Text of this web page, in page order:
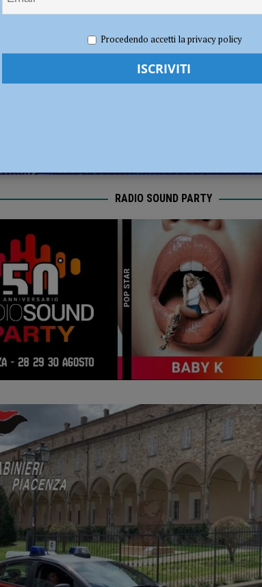
carabinieri: sette segnalati e stupefacenti sequestrati CRONACA
Redazione FG Cronaca Piacenza
RADIO SOUND PARTY
Procedendo accetti la privacy policy